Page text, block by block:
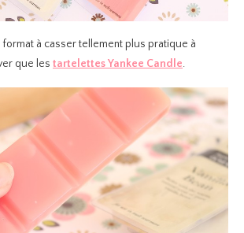
format à casser tellement plus pratique à
que les tartelettes Yankee Candle.